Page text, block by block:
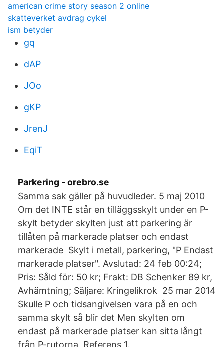
american crime story season 2 online
skatteverket avdrag cykel
ism betyder
gq
dAP
JOo
gKP
JrenJ
EqiT
Parkering - orebro.se
Samma sak gäller på huvudleder. 5 maj 2010
Om det INTE står en tilläggsskylt under en P-
skylt betyder skylten just att parkering är
tillåten på markerade platser och endast
markerade Skylt i metall, parkering, "P Endast
markerade platser". Avslutad: 24 feb 00:24;
Pris: Såld för: 50 kr; Frakt: DB Schenker 89 kr,
Avhämtning; Säljare: Kringelikrok 25 mar 2014
Skulle P och tidsangivelsen vara på en och
samma skylt så blir det Men skylten om
endast på markerade platser kan sitta långt
från P-rutorna Referens 1.